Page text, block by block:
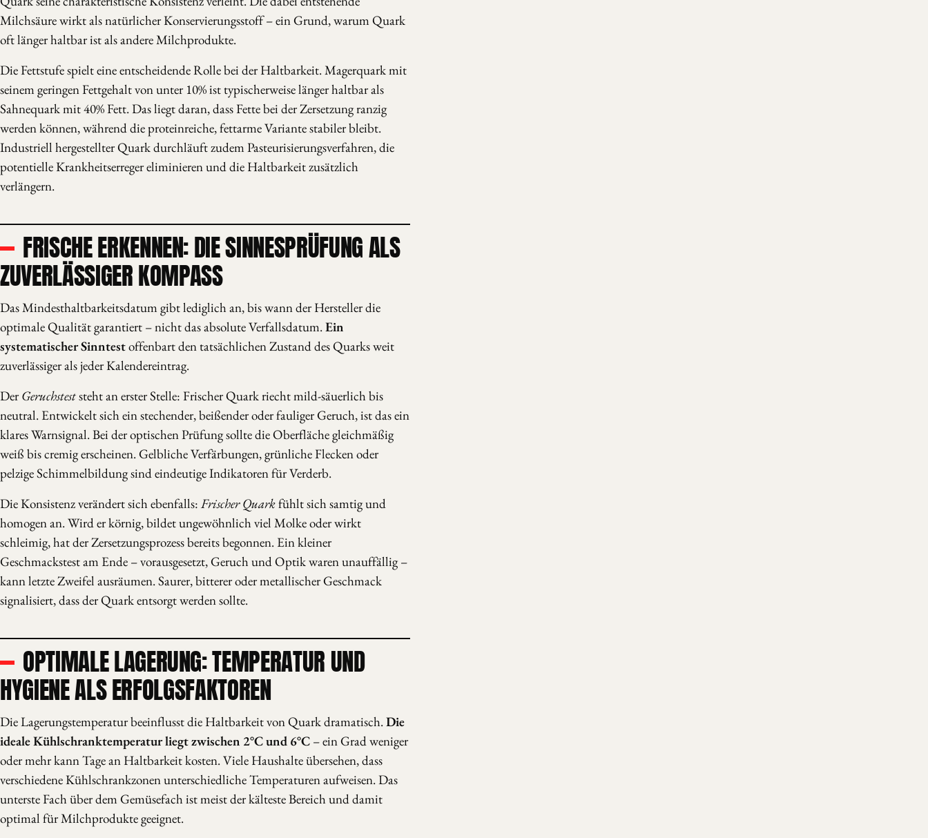
Milchsäure wirkt als natürlicher Konservierungsstoff – ein Grund, warum Quark
oft länger haltbar ist als andere Milchprodukte.
Die Fettstufe spielt eine entscheidende Rolle bei der Haltbarkeit. Magerquark mit
seinem geringen Fettgehalt von unter 10% ist typischerweise länger haltbar als
Sahnequark mit 40% Fett. Das liegt daran, dass Fette bei der Zersetzung ranzig
werden können, während die proteinreiche, fettarme Variante stabiler bleibt.
Industriell hergestellter Quark durchläuft zudem Pasteurisierungsverfahren, die
potentielle Krankheitserreger eliminieren und die Haltbarkeit zusätzlich
verlängern.
FRISCHE ERKENNEN: DIE SINNESPRÜFUNG ALS
ZUVERLÄSSIGER KOMPASS
Das Mindesthaltbarkeitsdatum gibt lediglich an, bis wann der Hersteller die
optimale Qualität garantiert – nicht das absolute Verfallsdatum.Ein
systematischer Sinntestoffenbart den tatsächlichen Zustand des Quarks weit
zuverlässiger als jeder Kalendereintrag.
DerGeruchsteststeht an erster Stelle: Frischer Quark riecht mild-säuerlich bis
neutral. Entwickelt sich ein stechender, beißender oder fauliger Geruch, ist das ein
klares Warnsignal. Bei der optischen Prüfung sollte die Oberfläche gleichmäßig
weiß bis cremig erscheinen. Gelbliche Verfärbungen, grünliche Flecken oder
pelzige Schimmelbildung sind eindeutige Indikatoren für Verderb.
Die Konsistenz verändert sich ebenfalls: Frischer Quarkfühlt sich samtig und
homogen an. Wird er körnig, bildet ungewöhnlich viel Molke oder wirkt
schleimig, hat der Zersetzungsprozess bereits begonnen. Ein kleiner
Geschmackstest am Ende – vorausgesetzt, Geruch und Optik waren unauffällig –
kann letzte Zweifel ausräumen. Saurer, bitterer oder metallischer Geschmack
signalisiert, dass der Quark entsorgt werden sollte.
OPTIMALE LAGERUNG: TEMPERATUR UND
HYGIENE ALS ERFOLGSFAKTOREN
Die Lagerungstemperatur beeinflusst die Haltbarkeit von Quark dramatisch.Die
ideale Kühlschranktemperatur liegt zwischen 2°C und 6°C – ein Grad weniger
oder mehr kann Tage an Haltbarkeit kosten. Viele Haushalte übersehen, dass
verschiedene Kühlschrankzonen unterschiedliche Temperaturen aufweisen. Das
unterste Fach über dem Gemüsefach ist meist der kälteste Bereich und damit
optimal für Milchprodukte geeignet.